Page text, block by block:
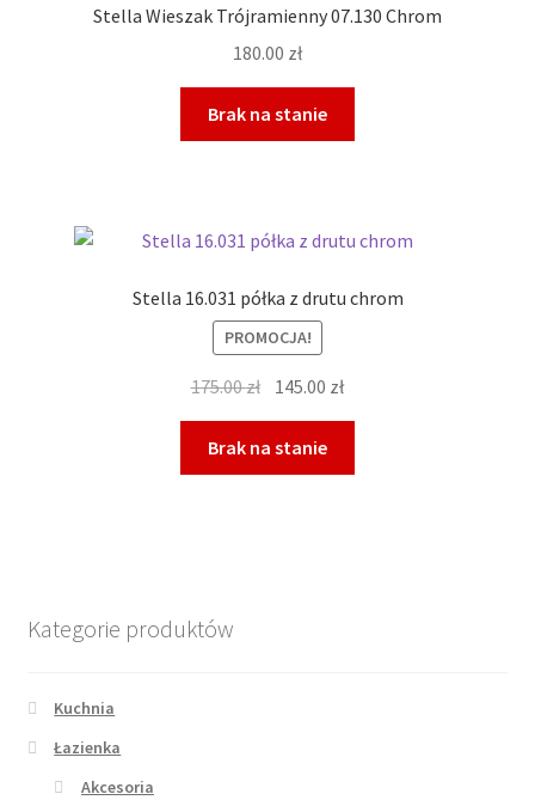
Stella Wieszak Trójramienny 07.130 Chrom
180.00 zł
Brak na stanie
Stella 16.031 półka z drutu chrom
PROMOCJA!
175.00zł Pierwotna
cena
wynosiła:
175.00 zł.
145.00 złAktualna
cena
145.00 zł.
Brak na stanie
Kategorie produktów
Kuchnia
Łazienka
Akcesoria